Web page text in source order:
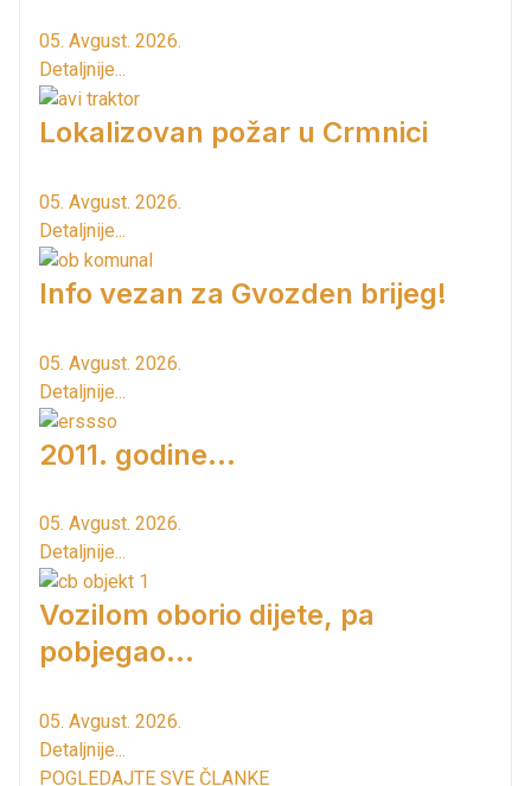
05. Avgust. 2026.
Detaljnije...
Lokalizovan požar u Crmnici
05. Avgust. 2026.
Detaljnije...
Info vezan za Gvozden brijeg!
05. Avgust. 2026.
Detaljnije...
2011. godine...
05. Avgust. 2026.
Detaljnije...
Vozilom oborio dijete, pa
pobjegao...
05. Avgust. 2026.
Detaljnije...
POGLEDAJTE SVE ČLANKE